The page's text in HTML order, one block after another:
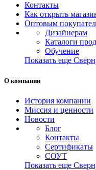
Контакты
Как открыть
Оптовым
Дизайнерам
Каталоги
Обучение
Показать еще
О компании
История компании
Миссия и ценности
Новости
Блог
Контакты
Сертификаты
СОУТ
Показать еще